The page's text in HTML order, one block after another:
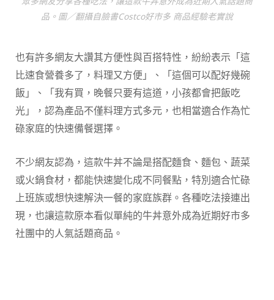
品。圖／翻攝自臉書Costco好市多 商品經驗老實說
也有許多網友大讚其方便性與百搭特性，紛紛表示「這
比速食營養多了，料理又方便」、「這個可以配好幾碗
飯」、「我有買，晚餐只要有這道，小孩都會把飯吃
光」，認為產品不僅料理方式多元，也相當適合作為忙
碌家庭的快速備餐選擇。
不少網友認為，這款牛丼不論是搭配麵食、麵包、蔬菜
或火鍋食材，都能快速變化成不同餐點，特別適合忙碌
上班族或想快速解決一餐的家庭族群。各種吃法接連出
現，也讓這款原本看似單純的牛丼意外成為近期好市多
社團中的人氣話題商品。